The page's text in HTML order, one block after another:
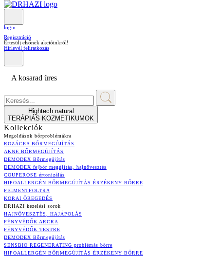
login
Regisztráció
Értesülj elsőnek akcióinkról!
Hírlevél feliratkozás
A kosarad üres
Hightech natural
TERÁPIÁS KOZMETIKUMOK
Kollekciók
Megoldások bőrproblémákra
ROZÁCEA BŐRMEGÚJÍTÁS
AKNE BŐRMEGÚJÍTÁS
DEMODEX Bőrmegújítás
DEMODEX fejbőr megújítás, hajnövesztés
COUPEROSE értonizálás
HIPOALLERGÉN BŐRMEGÚJÍTÁS ÉRZÉKENY BŐRRE
PIGMENTFOLTRA
KORAI ÖREGEDÉS
DRHAZI kezelési sorok
HAJNÖVESZTÉS, HAJÁPOLÁS
FÉNYVÉDŐK ARCRA
FÉNYVÉDŐK TESTRE
DEMODEX Bőrmegújítás
SENSBIO REGENERATING problémás bőrre
HIPOALLERGÉN BŐRMEGÚJÍTÁS ÉRZÉKENY BŐRRE